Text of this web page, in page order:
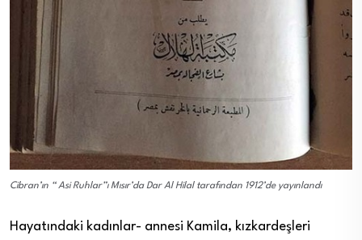
Cibran’ın “ Asi Ruhlar”ı Mısır’da Dar Al Hilal tarafından 1912’de yayınlandı
Hayatındaki kadınlar- annesi Kamila, kızkardeşleri